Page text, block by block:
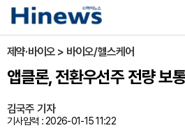
제약·바이오 > 바이오/헬스케어
앱클론, 전환우선주 전량 보
김국주 기자
기사입력 : 2026-01-15 11:22